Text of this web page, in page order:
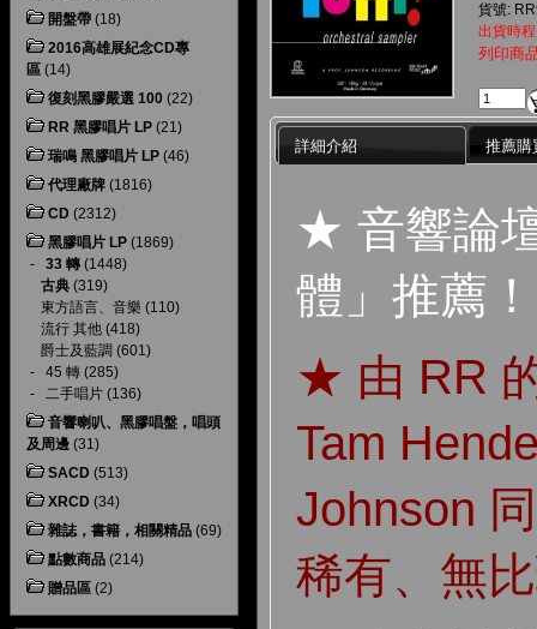
開盤帶 (18)
2016高雄展紀念CD專
區 (14)
復刻黑膠嚴選 100 (22)
RR 黑膠唱片 LP (21)
瑞鳴 黑膠唱片 LP (46)
代理廠牌 (1816)
CD (2312)
黑膠唱片 LP (1869)
- 33 轉 (1448)
古典 (319)
東方語言、音樂 (110)
流行 其他 (418)
爵士及藍調 (601)
- 45 轉 (285)
- 二手唱片 (136)
音響喇叭、黑膠唱盤，唱頭
及周邊 (31)
SACD (513)
XRCD (34)
雜誌，書籍，相關精品 (69)
點數商品 (214)
贈品區 (2)
貨號:
出貨時
列印商
詳細介紹 推薦購
★ 音響論
體」推薦！
★ 由 RR
Tam
Johnson
稀有、無